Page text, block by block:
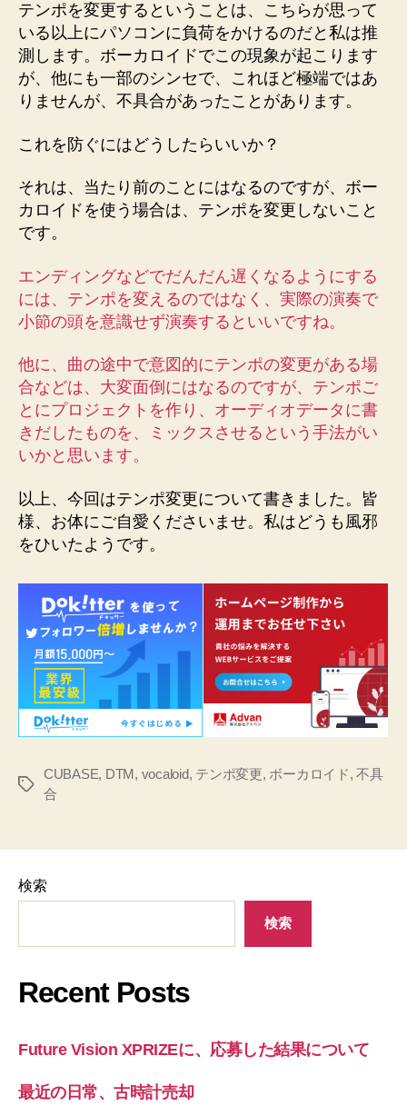
テンポを変更するということは、こちらが思って
いる以上にパソコンに負荷をかけるのだと私は推
測します。ボーカロイドでこの現象が起こります
が、他にも一部のシンセで、これほど極端ではあ
りませんが、不具合があったことがあります。
これを防ぐにはどうしたらいいか？
それは、当たり前のことにはなるのですが、ボー
カロイドを使う場合は、テンポを変更しないこと
です。
エンディングなどでだんだん遅くなるようにする
には、テンポを変えるのではなく、実際の演奏で
小節の頭を意識せず演奏するといいですね。
他に、曲の途中で意図的にテンポの変更がある場
合などは、大変面倒にはなるのですが、テンポご
とにプロジェクトを作り、オーディオデータに書
きだしたものを、ミックスさせるという手法がい
いかと思います。
以上、今回はテンポ変更について書きました。皆
様、お体にご自愛くださいませ。私はどうも風邪
をひいたようです。
タ
CUBASE, DTM, vocaloid, テンポ変更, ボーカロイド,不具
合
検索
検索
Recent Posts
Future Vision XPRIZEに、応募した結果について
最近の日常、古時計売却